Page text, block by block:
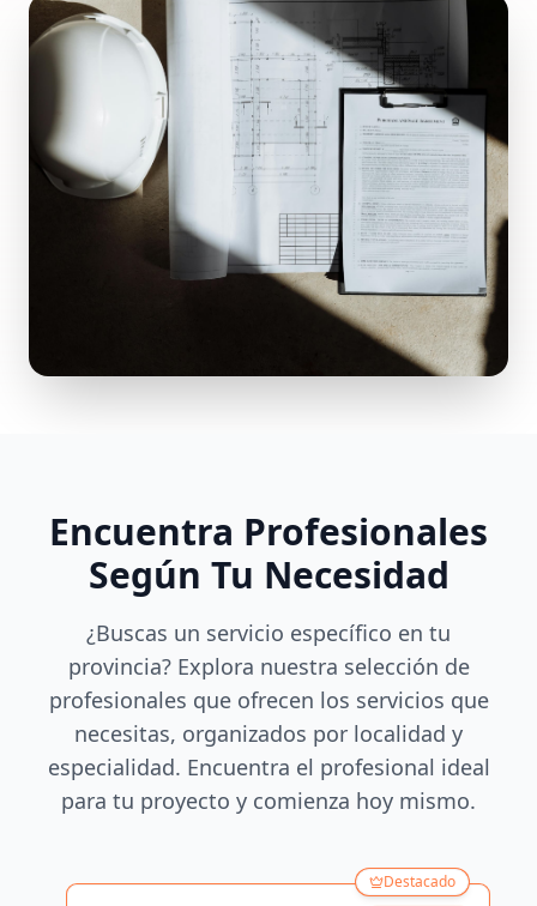
Encuentra Profesionales
Según Tu Necesidad
¿Buscas un servicio específico en tu
provincia? Explora nuestra selección de
profesionales que ofrecen los servicios que
necesitas, organizados por localidad y
especialidad. Encuentra el profesional ideal
para tu proyecto y comienza hoy mismo.
Destacado